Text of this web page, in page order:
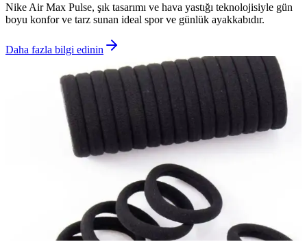
Nike Air Max Pulse, şık tasarımı ve hava yastığı teknolojisiyle gün
boyu konfor ve tarz sunan ideal spor ve günlük ayakkabıdır.
Daha fazla bilgi edinin